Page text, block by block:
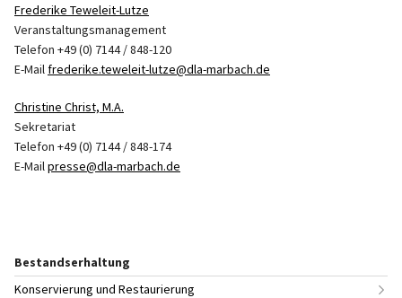
Frederike Teweleit-Lutze
Veranstaltungsmanagement
Telefon +49 (0) 7144 / 848-120
E-Mailfrederike.teweleit-lutze@dla-marbach.de
Christine Christ, M.A.
Sekretariat
Telefon +49 (0) 7144 / 848-174
E-Mailpresse@dla-marbach.de
Bestandserhaltung
Konservierung und Restaurierung